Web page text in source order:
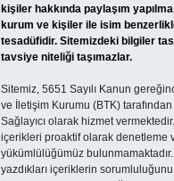
kişiler hakkında paylaşım
kurum ve kişiler ile isim
tesadüfidir. Sitemizdeki bilgiler
tavsiye niteliği taşımazlar.
Sitemiz, 5651 Sayılı Kanun
ve İletişim Kurumu (BTK)
Sağlayıcı olarak hizmet
içerikleri proaktif olarak denetleme
yükümlülüğümüz
yazdıkları içeriklerin